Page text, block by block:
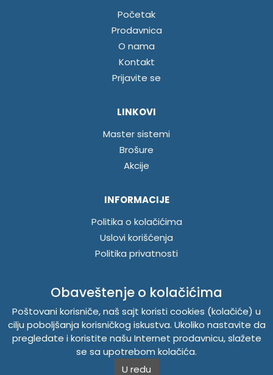
Početak
Prodavnica
O nama
Kontakt
Prijavite se
LINKOVI
Master sistemi
Brošure
Akcije
INFORMACIJE
Politika o kolačićima
Uslovi korišćenja
Politika privatnosti
ABUSCENTAR - TEMPUS DOO
Železnička 48, 21000 Novi Sad, Srbija
Telefon021 262-1006
PIB 104345469
Matični broj 20150718
Obaveštenje o kolačićima
Poštovani korisniče, naš sajt koristi cookies (kolačiće) u
cilju poboljšanja korisničkog iskustva. Ukoliko nastavite da
pregledate i koristite našu Internet prodavnicu, slažete
se sa upotrebom kolačića.
U redu